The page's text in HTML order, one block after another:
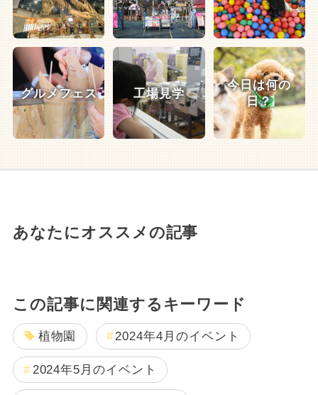
グルメフェス 工場見学
今日は何の
日？
あなたにオススメの記事
この記事に関連するキーワード
植物園 2024年4月のイベント
2024年5月のイベント